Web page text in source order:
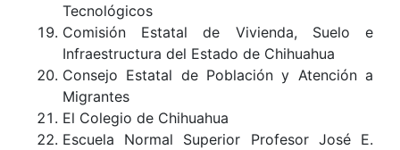
Tecnológicos
Comisión Estatal de Vivienda, Suelo e
Infraestructura del Estado de Chihuahua
Consejo Estatal de Población y Atención a
Migrantes
El Colegio de Chihuahua
Escuela Normal Superior Profesor José E.